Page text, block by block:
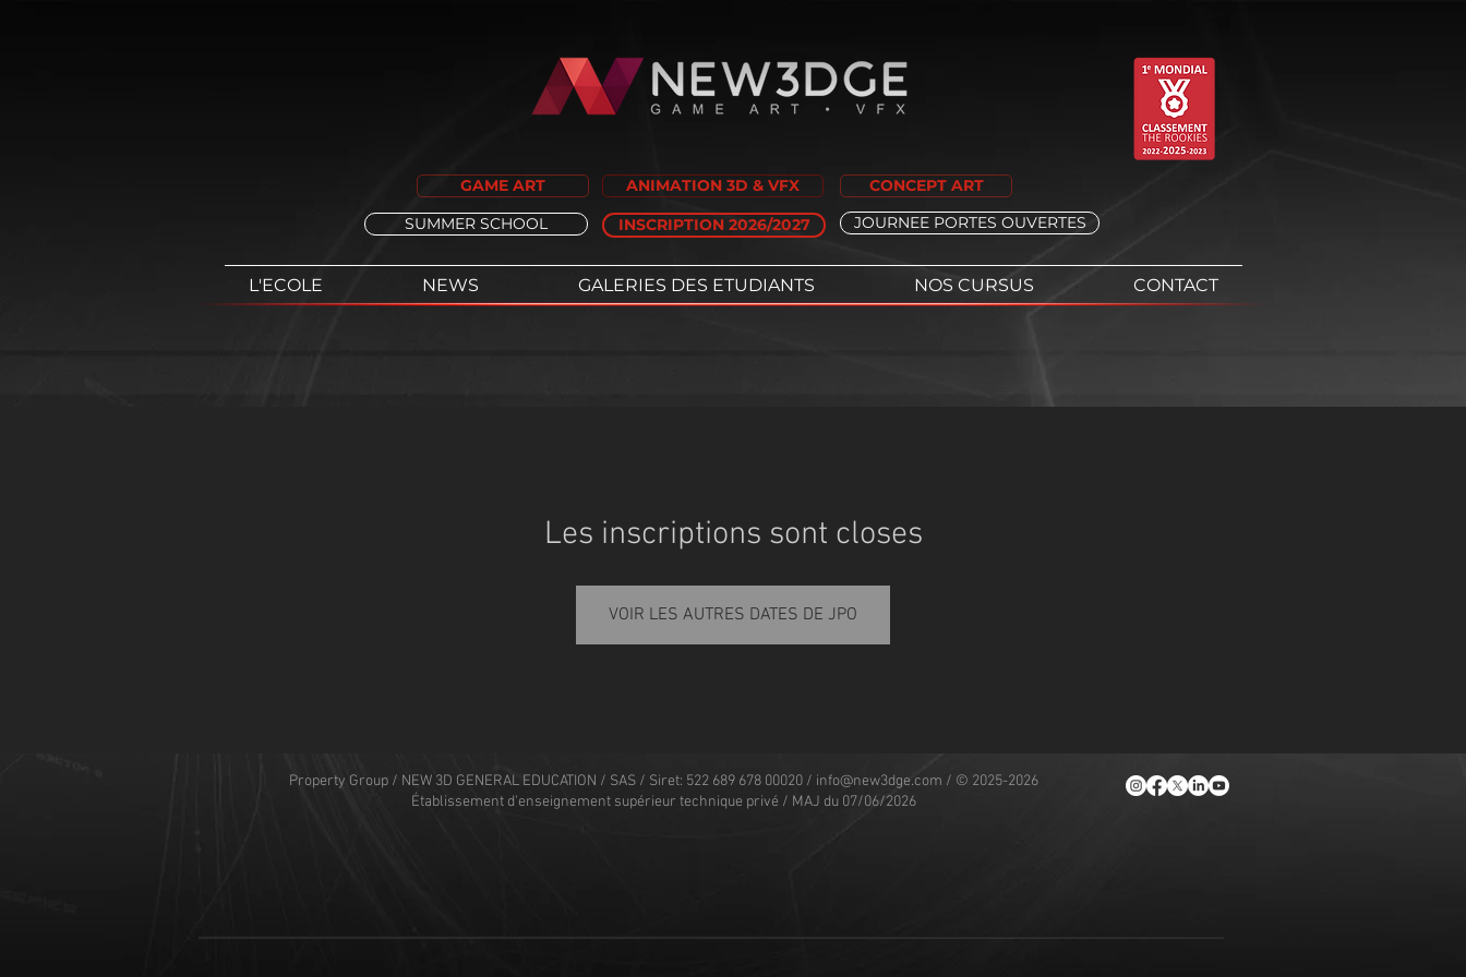
GAME ART
SUMMER SCHOOL
ANIMATION 3D & VFX
INSCRIPTION 2026/2027
CONCEPT ART
JOURNEE PORTES OUVERTES
L'ECOLE NEWS GALERIES DES ETUDIANTS NOS CURSUS CONTACT
Les inscriptions sont closes
VOIR LES AUTRES DATES DE JPO
Property Group / NEW 3D GENERAL EDUCATION / SAS / Siret: 522 689 678 00020 / info@new3dge.com / © 2025-2026
Établissement d'enseignement supérieur technique privé / MAJ du 07/06/2026